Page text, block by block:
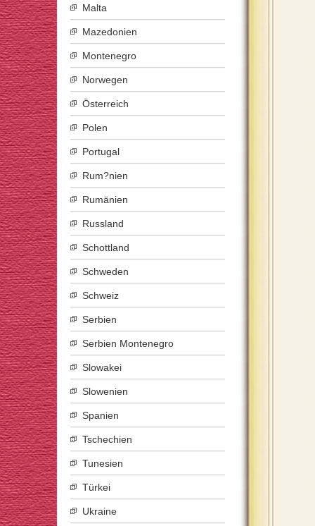
Malta
Mazedonien
Montenegro
Norwegen
Österreich
Polen
Portugal
Rum?nien
Rumänien
Russland
Schottland
Schweden
Schweiz
Serbien
Serbien Montenegro
Slowakei
Slowenien
Spanien
Tschechien
Tunesien
Türkei
Ukraine